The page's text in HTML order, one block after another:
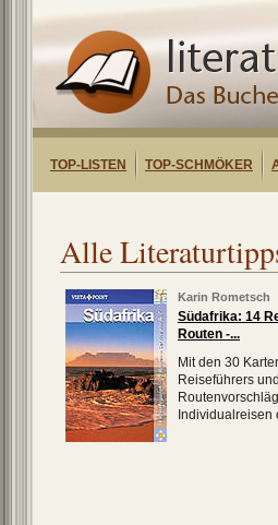
TOP-LISTEN TOP-SCHMÖKER
Alle
Karin Rometsch
Südafrika: 14
Routen -...
Mit den 30
Reiseführers
Individualreisen